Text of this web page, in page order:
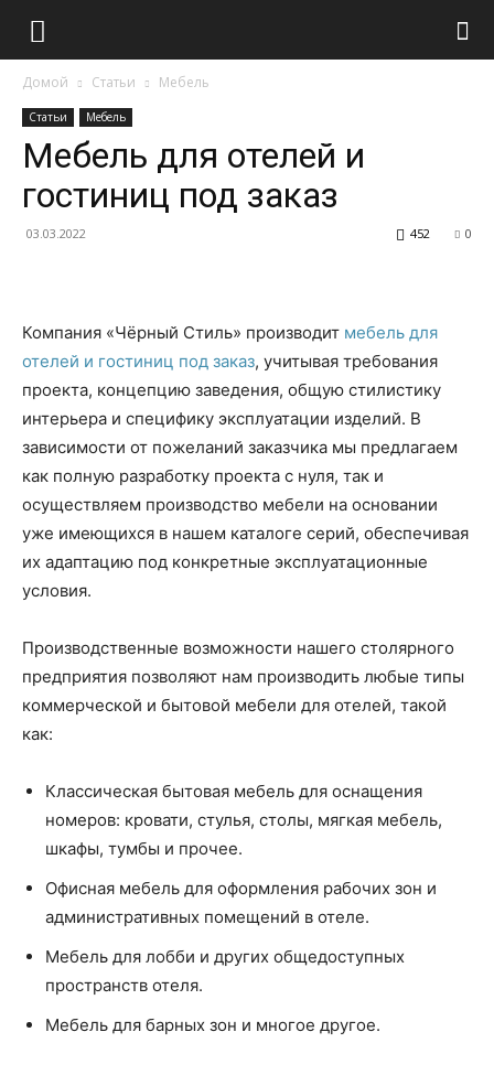
Домой Статьи Мебель
Статьи Мебель
Мебель для отелей и
гостиниц под заказ
03.03.2022 0
452
Компания «Чёрный Стиль» производит мебель для
отелей и гостиниц под заказ, учитывая требования
проекта, концепцию заведения, общую стилистику
интерьера и специфику эксплуатации изделий. В
зависимости от пожеланий заказчика мы предлагаем
как полную разработку проекта с нуля, так и
осуществляем производство мебели на основании
уже имеющихся в нашем каталоге серий, обеспечивая
их адаптацию под конкретные эксплуатационные
условия.
Производственные возможности нашего столярного
предприятия позволяют нам производить любые типы
коммерческой и бытовой мебели для отелей, такой
как:
Классическая бытовая мебель для оснащения
номеров: кровати, стулья, столы, мягкая мебель,
шкафы, тумбы и прочее.
Офисная мебель для оформления рабочих зон и
административных помещений в отеле.
Мебель для лобби и других общедоступных
пространств отеля.
Мебель для барных зон и многое другое.